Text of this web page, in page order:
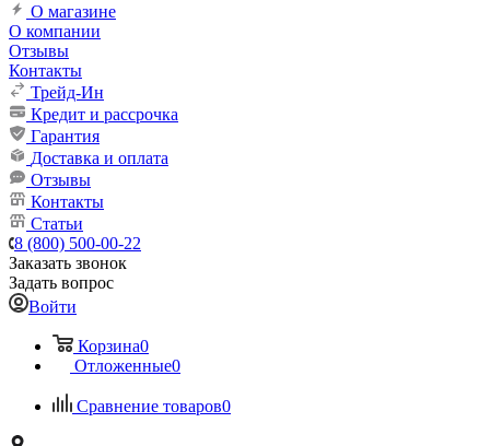
О магазине
О компании
Отзывы
Контакты
Трейд-Ин
Кредит и рассрочка
Гарантия
Доставка и оплата
Отзывы
Контакты
Статьи
8 (800) 500-00-22
Заказать звонок
Задать вопрос
Войти
Корзина0
Отложенные0
Сравнение товаров0